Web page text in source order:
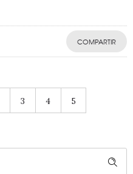
COMPARTIR
3 4 5